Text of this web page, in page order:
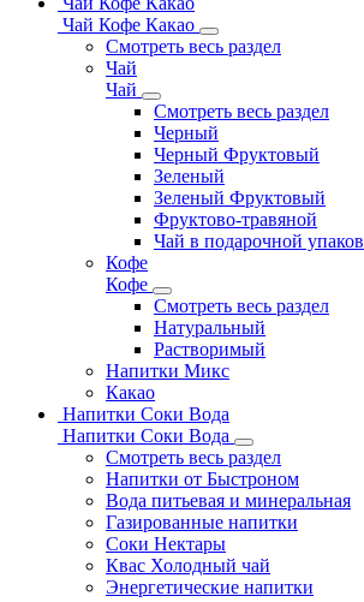
Чай Кофе Какао
Смотреть весь раздел
Чай
Чай
Смотреть весь раздел
Черный
Черный Фруктовый
Зеленый
Зеленый Фруктовый
Фруктово-травяной
Чай в подарочной
Кофе
Кофе
Смотреть весь раздел
Натуральный
Растворимый
Напитки Микс
Какао
Напитки Соки Вода
Напитки Соки Вода
Смотреть весь раздел
Напитки от Быстроном
Вода питьевая и минеральная
Газированные напитки
Соки Нектары
Квас Холодный чай
Энергетические напитки